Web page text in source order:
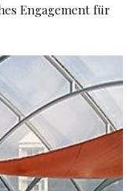
Engagement für